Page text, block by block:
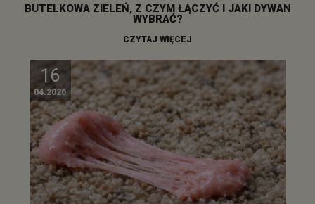
BUTELKOWA ZIELEŃ, Z CZYM ŁĄCZYĆ I JAKI DYWAN
WYBRAĆ?
CZYTAJ WIĘCEJ
16
04.2026